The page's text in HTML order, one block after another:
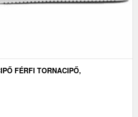
FÉRFI TORNACIPŐ,